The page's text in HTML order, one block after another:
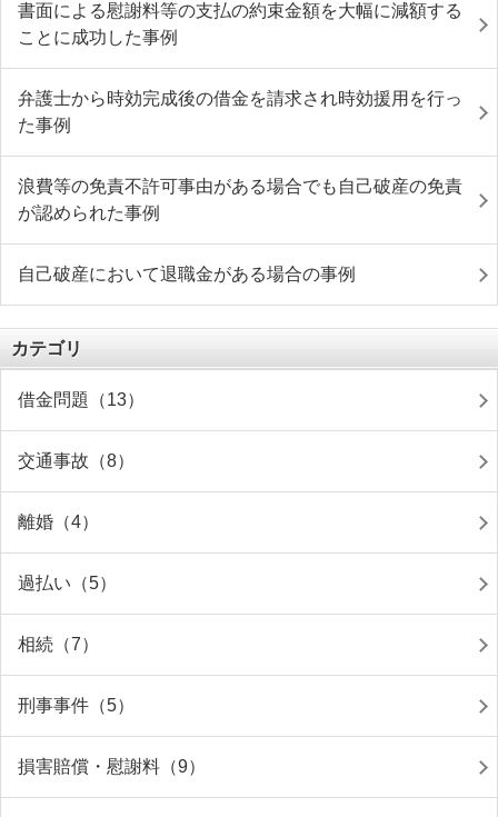
書面による慰謝料等の支払の約束金額を大幅に減額する
ことに成功した事例
弁護士から時効完成後の借金を請求され時効援用を行っ
た事例
浪費等の免責不許可事由がある場合でも自己破産の免責
が認められた事例
自己破産において退職金がある場合の事例
カテゴリ
借金問題（13）
交通事故（8）
離婚（4）
過払い（5）
相続（7）
刑事事件（5）
損害賠償・慰謝料（9）